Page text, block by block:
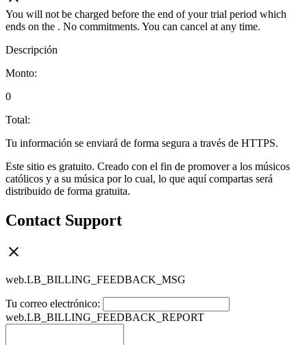
You will not be charged before the end of your trial period which
ends on the . No commitments. You can cancel at any time.
Descripción
Monto:
0
Total:
Tu información se enviará de forma segura a través de HTTPS.
Este sitio es gratuito. Creado con el fin de promover a los músicos
católicos y a su música por lo cual, lo que aquí compartas será
distribuido de forma gratuita.
Contact Support
web.LB_BILLING_FEEDBACK_MSG
Tu correo electrónico:
web.LB_BILLING_FEEDBACK_REPORT